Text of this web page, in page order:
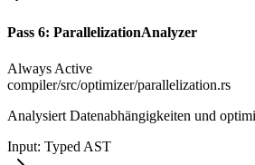
Pass 6: ParallelizationAnalyzer
Always Active
compiler/src/optimizer/parallelization.rs
Analysiert Datenabhängigkeiten und
Input: Typed AST